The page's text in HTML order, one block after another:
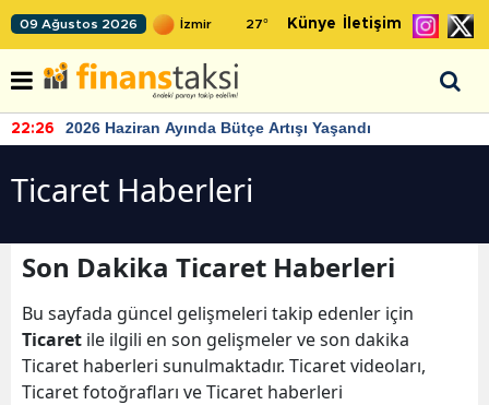
09 Ağustos 2026 27° Künye İletişim
22:26 2026 Haziran Ayında Bütçe Artışı Yaşandı
Ticaret Haberleri
Son Dakika Ticaret Haberleri
Bu sayfada güncel gelişmeleri takip edenler için
Ticaret ile ilgili en son gelişmeler ve son dakika
Ticaret haberleri sunulmaktadır. Ticaret videoları,
Ticaret fotoğrafları ve Ticaret haberleri